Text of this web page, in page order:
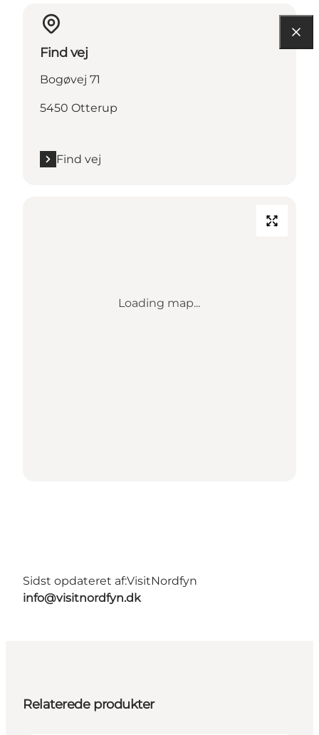
Find vej
Bogøvej 71
5450 Otterup
Find vej
Loading map...
Sidst opdateret af:VisitNordfyn
info@visitnordfyn.dk
Relaterede produkter